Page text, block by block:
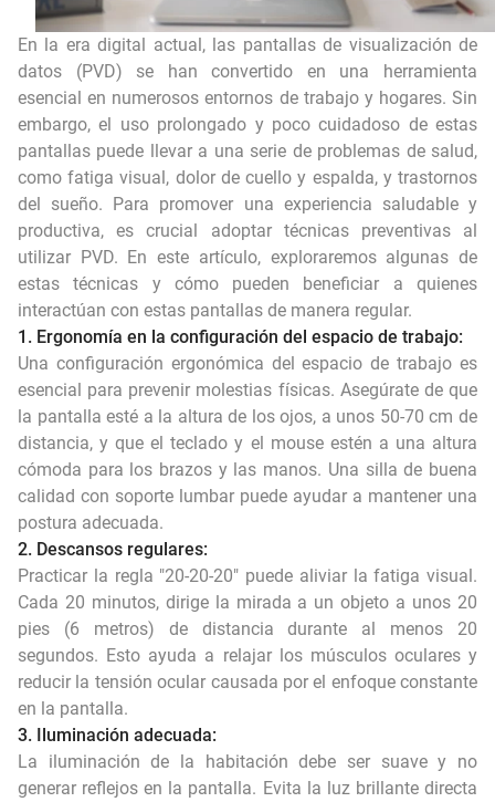
En la era digital actual, las pantallas de visualización de
datos (PVD) se han convertido en una herramienta
esencial en numerosos entornos de trabajo y hogares. Sin
embargo, el uso prolongado y poco cuidadoso de estas
pantallas puede llevar a una serie de problemas de salud,
como fatiga visual, dolor de cuello y espalda, y trastornos
del sueño. Para promover una experiencia saludable y
productiva, es crucial adoptar técnicas preventivas al
utilizar PVD. En este artículo, exploraremos algunas de
estas técnicas y cómo pueden beneficiar a quienes
interactúan con estas pantallas de manera regular.
1. Ergonomía en la configuración del espacio de trabajo:
Una configuración ergonómica del espacio de trabajo es
esencial para prevenir molestias físicas. Asegúrate de que
la pantalla esté a la altura de los ojos, a unos 50-70 cm de
distancia, y que el teclado y el mouse estén a una altura
cómoda para los brazos y las manos. Una silla de buena
calidad con soporte lumbar puede ayudar a mantener una
postura adecuada.
2. Descansos regulares:
Practicar la regla "20-20-20" puede aliviar la fatiga visual.
Cada 20 minutos, dirige la mirada a un objeto a unos 20
pies (6 metros) de distancia durante al menos 20
segundos. Esto ayuda a relajar los músculos oculares y
reducir la tensión ocular causada por el enfoque constante
en la pantalla.
3. Iluminación adecuada:
La iluminación de la habitación debe ser suave y no
generar reflejos en la pantalla. Evita la luz brillante directa